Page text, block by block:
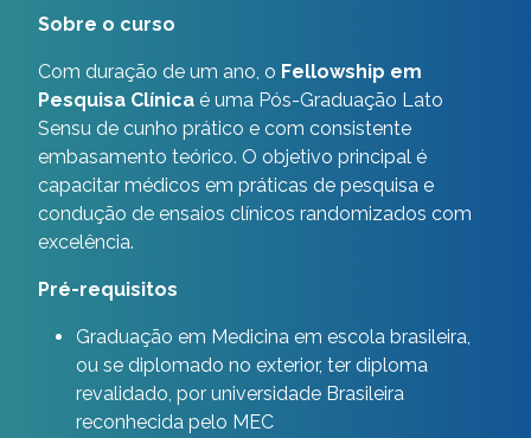
Sobre o curso
Com duração de um ano, o Fellowship em
Pesquisa Clínica é uma Pós-Graduação Lato
Sensu de cunho prático e com consistente
embasamento teórico. O objetivo principal é
capacitar médicos em práticas de pesquisa e
condução de ensaios clínicos randomizados com
excelência.
Pré-requisitos
Graduação em Medicina em escola brasileira,
ou se diplomado no exterior, ter diploma
revalidado, por universidade Brasileira
reconhecida pelo MEC